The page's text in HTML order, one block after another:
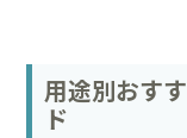
用途別おす
ド